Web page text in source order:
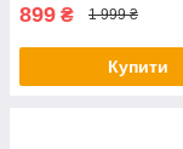
899 ₴ 1 999 ₴
Купити